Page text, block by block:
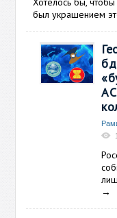
был украшением
→